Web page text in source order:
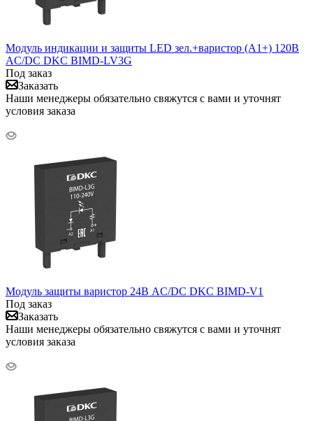
Модуль индикации и защиты LED зел.+варистор (A1+) 120В
AC/DC DKC BIMD-LV3G
Под заказ
Заказать
Наши менеджеры обязательно свяжутся с вами и уточнят
условия заказа
Модуль защиты варистор 24В AC/DC DKC BIMD-V1
Под заказ
Заказать
Наши менеджеры обязательно свяжутся с вами и уточнят
условия заказа